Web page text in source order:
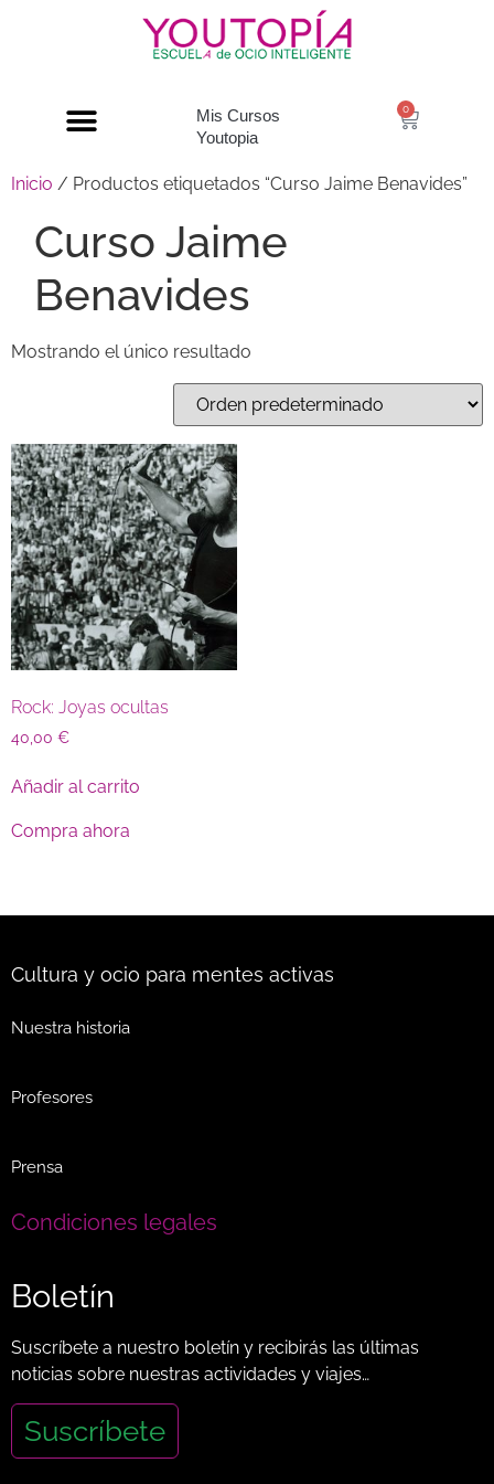
Mis Cursos
Youtopia
0
Inicio / Productos etiquetados “Curso Jaime Benavides”
Curso Jaime
Benavides
Mostrando el único resultado
Rock: Joyas ocultas
40,00 €
Añadir al carrito
Compra ahora
Cultura y ocio para mentes activas
Nuestra historia
Profesores
Prensa
Condiciones legales
Boletín
Suscríbete a nuestro boletín y recibirás las últimas
noticias sobre nuestras actividades y viajes…
Suscríbete